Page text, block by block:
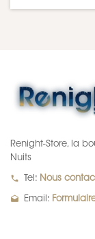
Renight-Store, la
Nuits
local_phone Tel: Nous
drafts Email: